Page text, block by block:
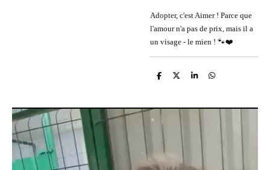
Adopter, c'est Aimer ! Parce que
l'amour n'a pas de prix, mais il a
un visage - le mien ! 🐾❤️
P
a
g
P
a
P
a
P
a